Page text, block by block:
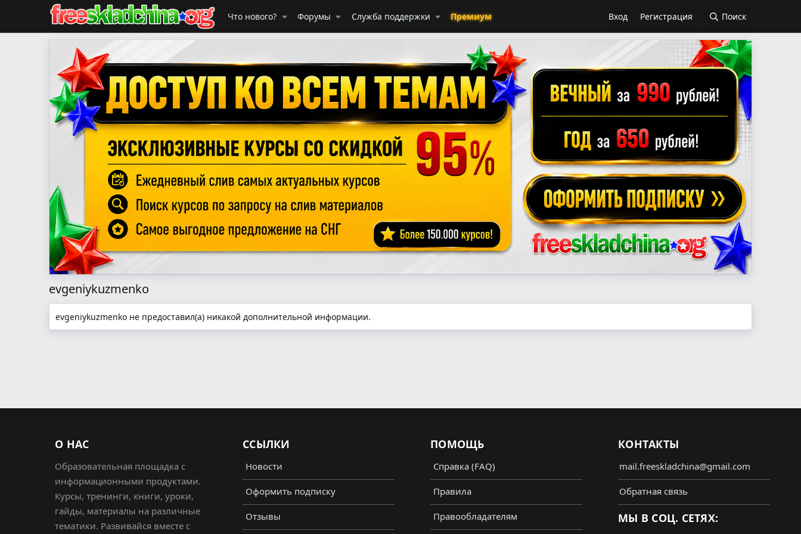
Что нового? Форумы Служба поддержки Премиум Вход Регистрация Поиск
evgeniykuzmenko
evgeniykuzmenko не предоставил(а) никакой дополнительной информации.
О НАС
Образовательная площадка с
информационными продуктами.
Курсы, тренинги, книги, уроки,
гайды, материалы на различные
тематики. Развивайся вместе с
ССЫЛКИ
Новости
Оформить подписку
Отзывы
ПОМОЩЬ
Справка (FAQ)
Правила
Правообладателям
КОНТАКТЫ
mail.freeskladchina@gmail.com
Обратная связь
МЫ В СОЦ. СЕТЯХ: